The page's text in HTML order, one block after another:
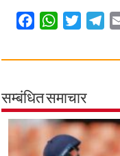
c
b
o
o
W
a
s
A
p
p
i
t
e
r
l
r
a
m
सम्बंधित समाचार